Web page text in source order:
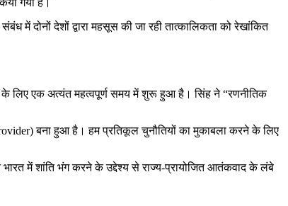
में दोनों देशों द्वारा महसूस की जा रही तात्कालिकता को रेखांकित
के लिए एक अत्यंत महत्वपूर्ण समय में शुरू हुआ है। सिंह ने “रणनीतिक
बना हुआ है। हम प्रतिकूल चुनौतियों का मुकाबला करने के लिए
में शांति भंग करने के उद्देश्य से राज्य-प्रायोजित आतंकवाद के लंबे